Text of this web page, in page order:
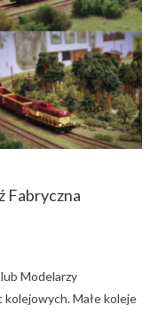
Fabryczna
Modelarzy
Małe koleje